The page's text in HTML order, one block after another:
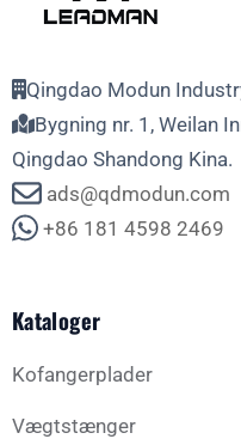
Qingdao Modun
Bygning nr. 1, Weilan
Qingdao Shandong Kina.
ads@qdmodun.com
+86 181 4598 2469
Kataloger
Kofangerplader
Vægtstænger